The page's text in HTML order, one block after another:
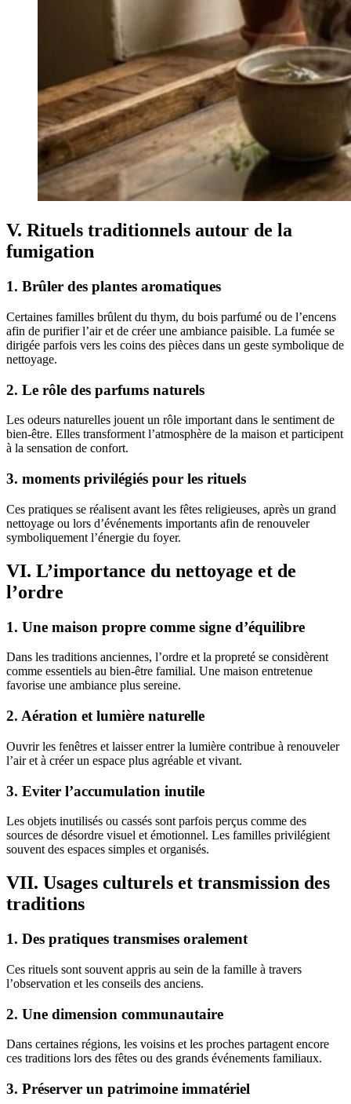
V. Rituels traditionnels autour de la
fumigation
1. Brûler des plantes aromatiques
Certaines familles brûlent du thym, du bois parfumé ou de l’encens
afin de purifier l’air et de créer une ambiance paisible. La fumée se
dirigée parfois vers les coins des pièces dans un geste symbolique de
nettoyage.
2. Le rôle des parfums naturels
Les odeurs naturelles jouent un rôle important dans le sentiment de
bien-être. Elles transforment l’atmosphère de la maison et participent
à la sensation de confort.
3. moments privilégiés pour les rituels
Ces pratiques se réalisent avant les fêtes religieuses, après un grand
nettoyage ou lors d’événements importants afin de renouveler
symboliquement l’énergie du foyer.
VI. L’importance du nettoyage et de
l’ordre
1. Une maison propre comme signe d’équilibre
Dans les traditions anciennes, l’ordre et la propreté se considèrent
comme essentiels au bien-être familial. Une maison entretenue
favorise une ambiance plus sereine.
2. Aération et lumière naturelle
Ouvrir les fenêtres et laisser entrer la lumière contribue à renouveler
l’air et à créer un espace plus agréable et vivant.
3. Eviter l’accumulation inutile
Les objets inutilisés ou cassés sont parfois perçus comme des
sources de désordre visuel et émotionnel. Les familles privilégient
souvent des espaces simples et organisés.
VII. Usages culturels et transmission des
traditions
1. Des pratiques transmises oralement
Ces rituels sont souvent appris au sein de la famille à travers
l’observation et les conseils des anciens.
2. Une dimension communautaire
Dans certaines régions, les voisins et les proches partagent encore
ces traditions lors des fêtes ou des grands événements familiaux.
3. Préserver un patrimoine immatériel